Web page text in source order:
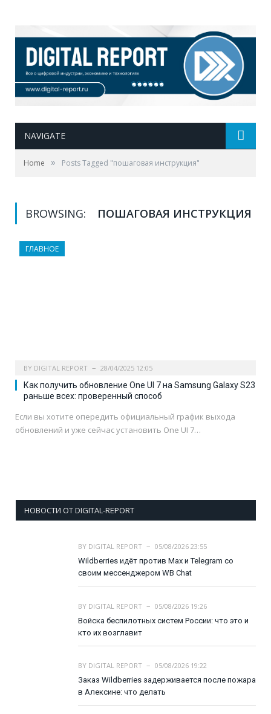
NAVIGATE
Home » Posts Tagged "пошаговая инструкция"
BROWSING: ПОШАГОВАЯ ИНСТРУКЦИЯ
ГЛАВНОЕ
BY DIGITAL REPORT 28/04/2025 12:05
Как получить обновление One UI 7 на Samsung Galaxy S23
раньше всех: проверенный способ
Если вы хотите опередить официальный график выхода
обновлений и уже сейчас установить One UI 7…
НОВОСТИ ОТ DIGITAL-REPORT
BY DIGITAL REPORT
05/08/2026 23:55
Wildberries идёт против Max и Telegram со
своим мессенджером WB Chat
BY DIGITAL REPORT
05/08/2026 19:26
Войска беспилотных систем России: что это и
кто их возглавит
BY DIGITAL REPORT
05/08/2026 19:22
Заказ Wildberries задерживается после пожара
в Алексине: что делать